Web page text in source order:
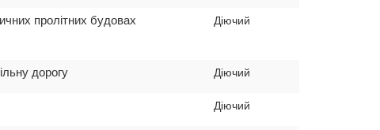
пролітних будовах
Діючий
дорогу Діючий
Діючий